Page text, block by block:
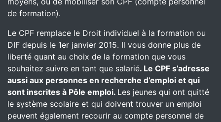
de formation).
Le CPF remplace le Droit individuel à la formation ou
DIF depuis le 1er janvier 2015. Il vous donne plus de
liberté quant au choix de la formation que vous
souhaitez suivre en tant que salarié. Le CPF s’adresse
aussi aux personnes en recherche d’emploi et qui
sont inscrites à Pôle emploi. Les jeunes qui ont quitté
le système scolaire et qui doivent trouver un emploi
peuvent également recourir au compte personnel de